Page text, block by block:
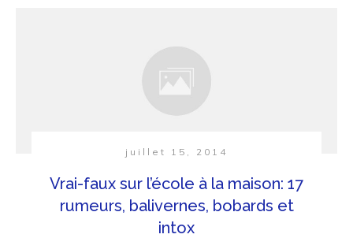
juillet 15, 2014
Vrai-faux sur l’école à la maison: 17
rumeurs, balivernes, bobards et
intox